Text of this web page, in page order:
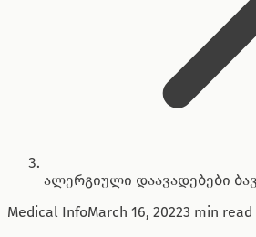
ალერგიული დაავადებები
Medical InfoMarch 16, 20223 min read